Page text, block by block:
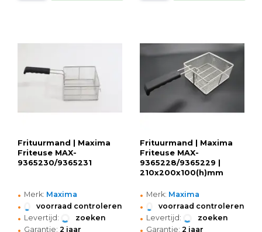
Frituurmand | Maxima
Friteuse MAX-
9365230/9365231
• Merk: Maxima
• voorraad controleren
• Levertijd: zoeken
Garantie: 2 jaar
Frituurmand | Maxima
Friteuse MAX-
9365228/9365229 |
210x200x100(h)mm
• Merk: Maxima
• voorraad controleren
• Levertijd: zoeken
Garantie: 2 jaar